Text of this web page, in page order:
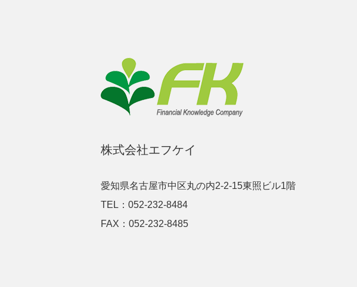
株式会社エフケイ
愛知県名古屋市中区丸の内2-2-15東照ビル1階
TEL：052-232-8484
FAX：052-232-8485